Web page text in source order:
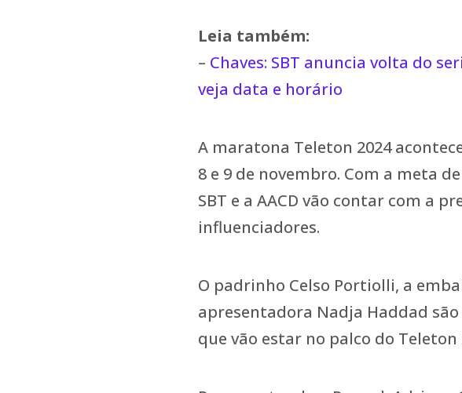
Leia também:
– Chaves: SBT anuncia volta do
veja data e horário
A maratona Teleton 2024
8 e 9 de novembro. Com a meta
SBT e a AACD vão contar com a
influenciadores.
O padrinho Celso Portiolli, a
apresentadora Nadja Haddad
que vão estar no palco do Teleton